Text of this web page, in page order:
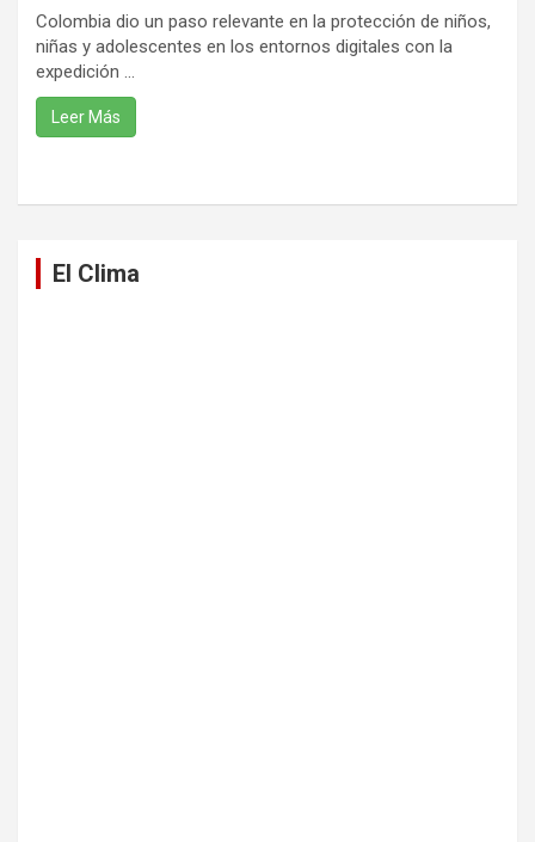
Colombia dio un paso relevante en la protección de niños,
niñas y adolescentes en los entornos digitales con la
expedición ...
Leer Más
El Clima